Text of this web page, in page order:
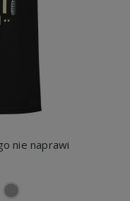
nie naprawi